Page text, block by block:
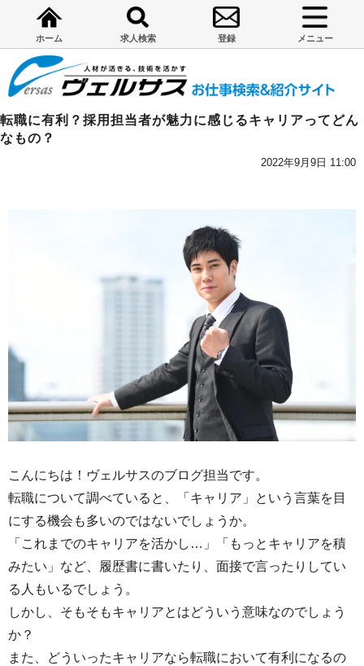
ホーム 求人検索 登録 メニュー
転職に有利？採用担当者が魅力に感じるキャリアってどん
なもの？
2022年9月9日 11:00
こんにちは！ヴェルサスのブログ担当です。
転職について調べていると、「キャリア」という言葉を目
にする機会も多いのではないでしょうか。
「これまでのキャリアを活かし…」「もっとキャリアを積
みたい」など、履歴書に書いたり、面接で言ったりしてい
る人もいるでしょう。
しかし、そもそもキャリアとはどういう意味なのでしょう
か？
また、どういったキャリアなら転職において有利になるの